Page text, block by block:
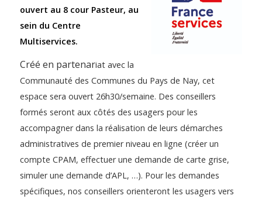
ouvert au 8 cour Pasteur, au
sein du Centre
Multiservices.
Créé en partenariat avec la
Communauté des Communes du Pays de Nay, cet
espace sera ouvert 26h30/semaine. Des conseillers
formés seront aux côtés des usagers pour les
accompagner dans la réalisation de leurs démarches
administratives de premier niveau en ligne (créer un
compte CPAM, effectuer une demande de carte grise,
simuler une demande d’APL, …). Pour les demandes
spécifiques, nos conseillers orienteront les usagers vers